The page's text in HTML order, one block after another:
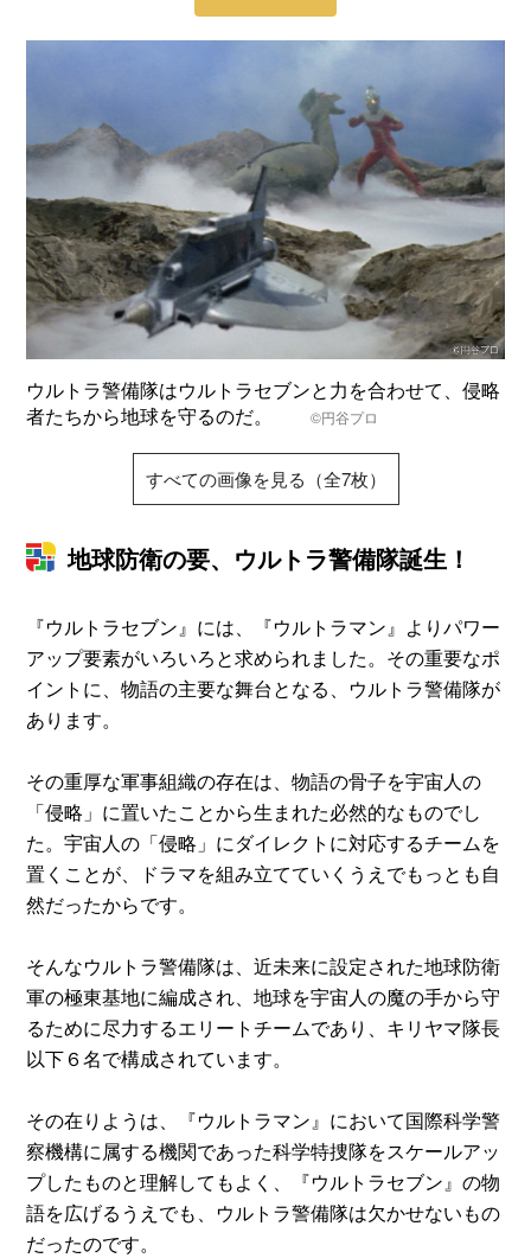
ウルトラ警備隊はウルトラセブンと力を合わせて、侵略
者たちから地球を守るのだ。©️円谷プロ
すべての画像を見る（全7枚）
地球防衛の要、ウルトラ警備隊誕生！
『ウルトラセブン』には、『ウルトラマン』よりパワー
アップ要素がいろいろと求められました。その重要なポ
イントに、物語の主要な舞台となる、ウルトラ警備隊が
あります。
その重厚な軍事組織の存在は、物語の骨子を宇宙人の
「侵略」に置いたことから生まれた必然的なものでし
た。宇宙人の「侵略」にダイレクトに対応するチームを
置くことが、ドラマを組み立てていくうえでもっとも自
然だったからです。
そんなウルトラ警備隊は、近未来に設定された地球防衛
軍の極東基地に編成され、地球を宇宙人の魔の手から守
るために尽力するエリートチームであり、キリヤマ隊長
以下６名で構成されています。
その在りようは、『ウルトラマン』において国際科学警
察機構に属する機関であった科学特捜隊をスケールアッ
プしたものと理解してもよく、『ウルトラセブン』の物
語を広げるうえでも、ウルトラ警備隊は欠かせないもの
だったのです。